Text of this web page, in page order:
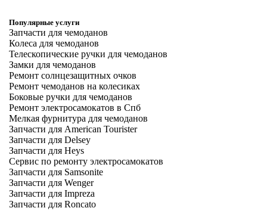
Популярные услуги
Запчасти для чемоданов
Колеса для чемоданов
Телескопические ручки для чемоданов
Замки для чемоданов
Ремонт солнцезащитных очков
Ремонт чемоданов на колесиках
Боковые ручки для чемоданов
Ремонт электросамокатов в Спб
Мелкая фурнитура для чемоданов
Запчасти для American Tourister
Запчасти для Delsey
Запчасти для Heys
Сервис по ремонту электросамокатов
Запчасти для Samsonite
Запчасти для Wenger
Запчасти для Impreza
Запчасти для Roncato